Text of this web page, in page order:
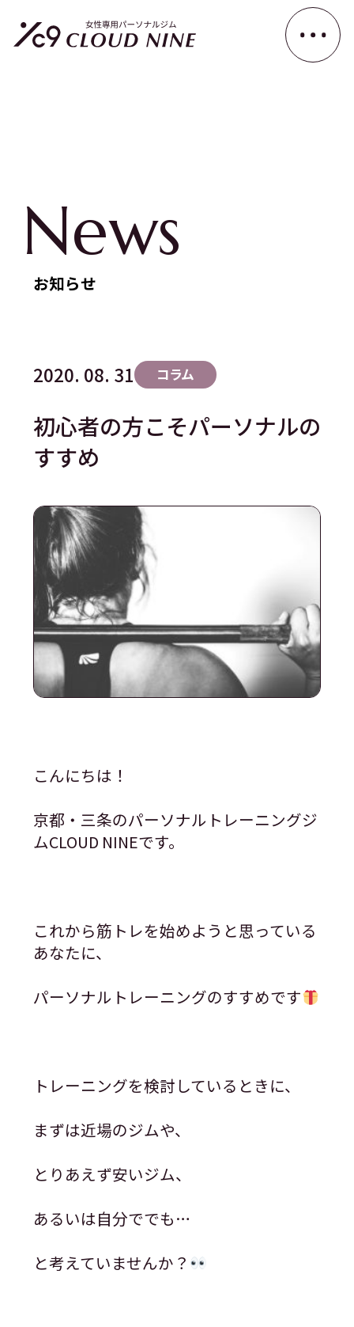
News
お知らせ
2020. 08. 31 コラム
初心者の方こそパーソナルの
すすめ
こんにちは！
京都・三条のパーソナルトレーニングジ
ムCLOUD NINEです。
これから筋トレを始めようと思っている
あなたに、
パーソナルトレーニングのすすめです
トレーニングを検討しているときに、
まずは近場のジムや、
とりあえず安いジム、
あるいは自分ででも…
と考えていませんか？